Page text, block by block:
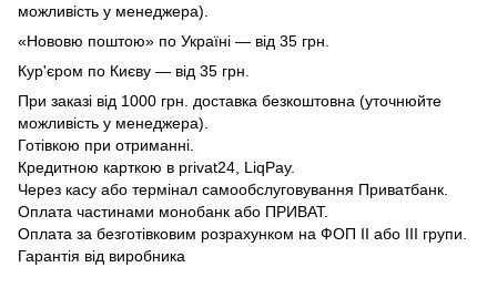
можливість у менеджера).
«Нововю поштою» по Україні — від 35 грн.
Кур'єром по Києву — від 35 грн.
При заказі від 1000 грн. доставка безкоштовна (уточнюйте
можливість у менеджера).
Готівкою при отриманні.
Кредитною карткою в privat24, LiqPay.
Через касу або термінал самообслуговування Приватбанк.
Оплата частинами монобанк або ПРИВАТ.
Оплата за безготівковим розрахунком на ФОП II або III групи.
Гарантія від виробника